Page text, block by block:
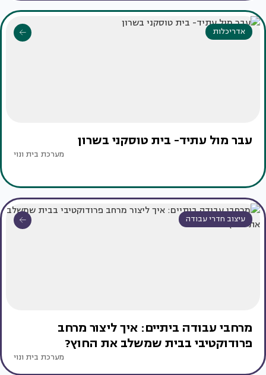
אדריכלות
עבר מול עתיד- בית טוסקני בשרון
מערכת בית ונוי
עיצוב חדרי עבודה
מרחבי עבודה ביתיים: איך ליצור מרחב
פרודוקטיבי בבית שמשלב את החוץ?
מערכת בית ונוי